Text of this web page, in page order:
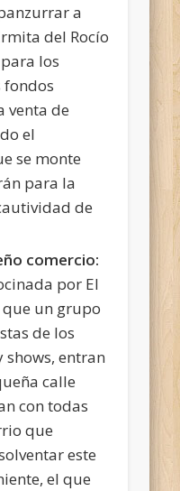
a
del Rocío
los
fondos
venta de
el
se monte
para la
de
comercio:
por El
que un grupo
de los
entran
calle
con todas
que
este
el que